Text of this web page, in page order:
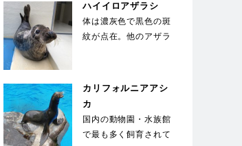
ハイイロアザラシ
体は濃灰色で黒色の斑
紋が点在。他のアザラ
カリフォルニアアシ
カ
国内の動物園・水族館
で最も多く飼育されて